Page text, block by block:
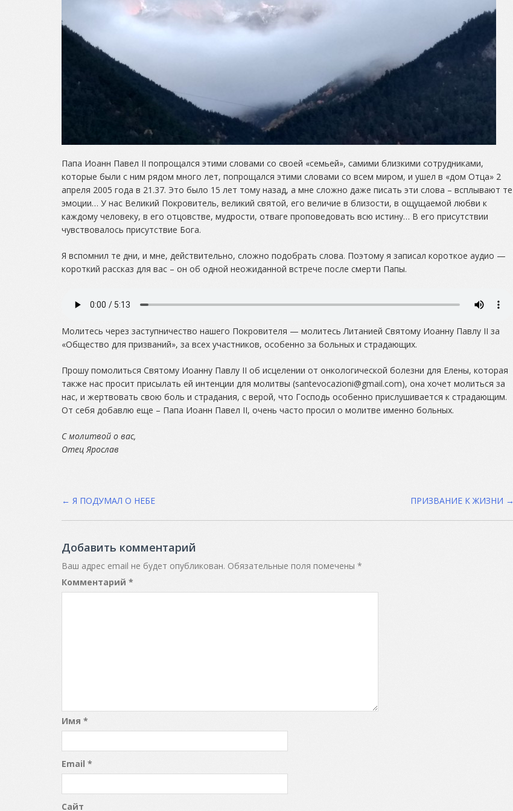
Папа Иоанн Павел II попрощался этими словами со своей «семьей», самими близкими сотрудниками,
которые были с ним рядом много лет, попрощался этими словами со всем миром, и ушел в «дом Отца» 2
апреля 2005 года в 21.37. Это было 15 лет тому назад, а мне сложно даже писать эти слова – всплывают те
эмоции… У нас Великий Покровитель, великий святой, его величие в близости, в ощущаемой любви к
каждому человеку, в его отцовстве, мудрости, отваге проповедовать всю истину… В его присутствии
чувствовалось присутствие Бога.
Я вспомнил те дни, и мне, действительно, сложно подобрать слова. Поэтому я записал короткое аудио —
короткий рассказ для вас – он об одной неожиданной встрече после смерти Папы.
Молитесь через заступничество нашего Покровителя — молитесь Литанией Святому Иоанну Павлу II за
«Общество для призваний», за всех участников, особенно за больных и страдающих.
Прошу помолиться Святому Иоанну Павлу II об исцелении от онкологической болезни для Елены, которая
также нас просит присылать ей интенции для молитвы (santevocazioni@gmail.com), она хочет молиться за
нас, и жертвовать свою боль и страдания, с верой, что Господь особенно прислушивается к страдающим.
От себя добавлю еще – Папа Иоанн Павел II, очень часто просил о молитве именно больных.
С молитвой о вас,
Отец Ярослав
Post
navigation
← Я ПОДУМАЛ О НЕБЕ ПРИЗВАНИЕ К ЖИЗНИ →
Добавить комментарий
Ваш адрес email не будет опубликован. Обязательные поля помечены *
Комментарий *
Имя *
Email *
Сайт